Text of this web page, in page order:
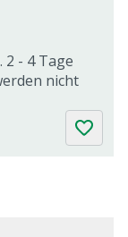
2 - 4 Tage
nicht